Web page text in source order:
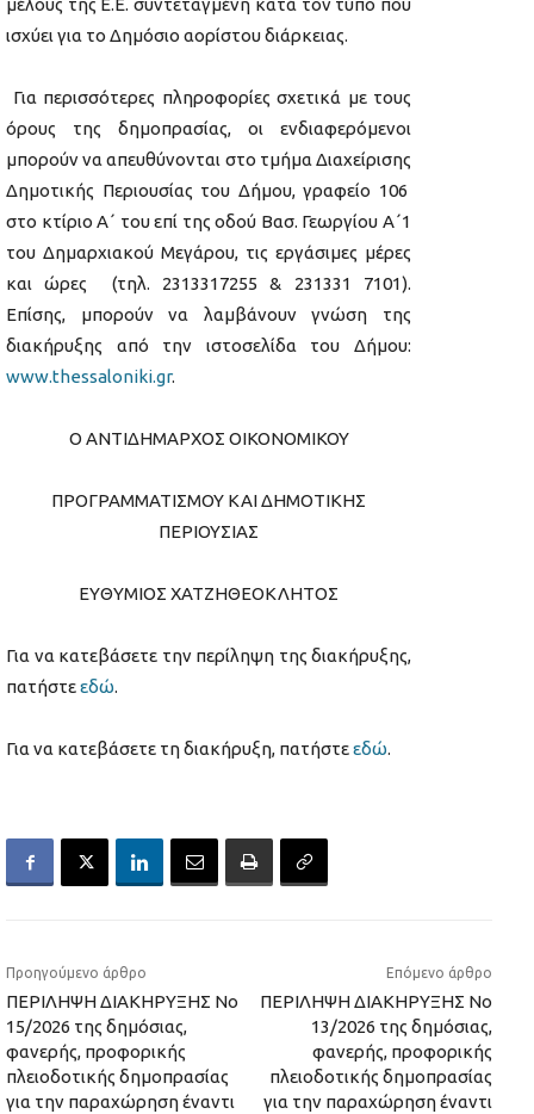
μέλους της Ε.Ε. συντεταγμένη κατά τον τύπο που
ισχύει για το Δημόσιο αορίστου διάρκειας.
Για περισσότερες πληροφορίες σχετικά με τους
όρους της δημοπρασίας, οι ενδιαφερόμενοι
μπορούν να απευθύνονται στο τμήμα Διαχείρισης
Δημοτικής Περιουσίας του Δήμου, γραφείο 106
στο κτίριο Α΄ του επί της οδού Βασ. Γεωργίου Α΄1
του Δημαρχιακού Μεγάρου, τις εργάσιμες μέρες
και ώρες (τηλ. 2313317255 & 231331 7101).
Επίσης, μπορούν να λαμβάνουν γνώση της
διακήρυξης από την ιστοσελίδα του Δήμου:
www.thessaloniki.gr.
Ο ΑΝΤΙΔΗΜΑΡΧΟΣ ΟΙΚΟΝΟΜΙΚΟΥ
ΠΡΟΓΡΑΜΜΑΤΙΣΜΟΥ ΚΑΙ ΔΗΜΟΤΙΚΗΣ
ΠΕΡΙΟΥΣΙΑΣ
ΕΥΘΥΜΙΟΣ ΧΑΤΖΗΘΕΟΚΛΗΤΟΣ
Για να κατεβάσετε την περίληψη της διακήρυξης,
πατήστεεδώ.
Για να κατεβάσετε τη διακήρυξη, πατήστεεδώ.
Προηγούμενο άρθρο
ΠΕΡΙΛΗΨΗ ΔΙΑΚΗΡΥΞΗΣ Νο
15/2026 της δημόσιας,
φανερής, προφορικής
πλειοδοτικής δημοπρασίας
για την παραχώρηση έναντι
Επόμενο άρθρο
ΠΕΡΙΛΗΨΗ ΔΙΑΚΗΡΥΞΗΣ Νο
13/2026 της δημόσιας,
φανερής, προφορικής
πλειοδοτικής δημοπρασίας
για την παραχώρηση έναντι